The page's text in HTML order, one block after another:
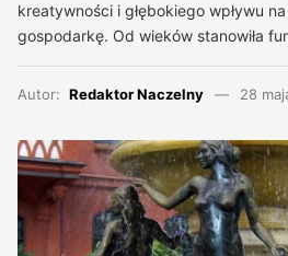
kreatywności i głębokiego wpływu
gospodarkę. Od wieków stanowiła
Autor: Redaktor Naczelny 28